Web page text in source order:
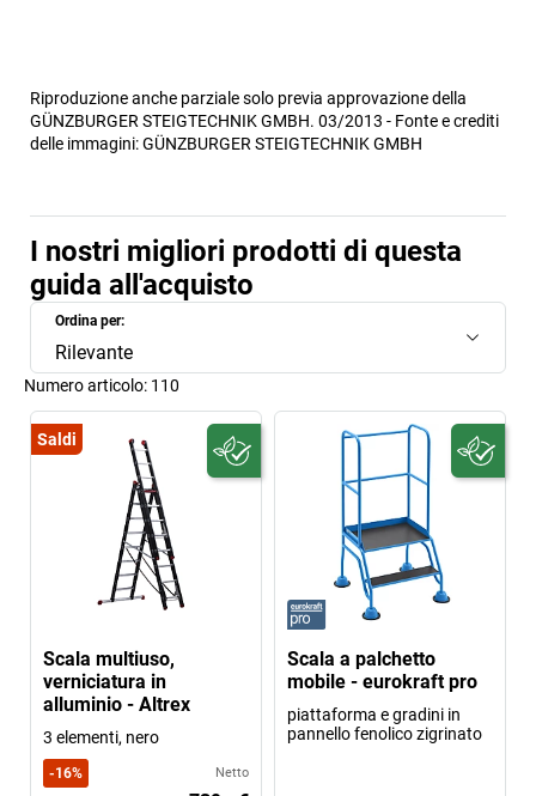
Riproduzione anche parziale solo previa approvazione della
GÜNZBURGER STEIGTECHNIK GMBH. 03/2013 - Fonte e crediti
delle immagini: GÜNZBURGER STEIGTECHNIK GMBH
I nostri migliori prodotti di questa
guida all'acquisto
Ordina per:
Rilevante
Numero articolo: 110
Saldi
Scala multiuso,
verniciatura in
alluminio - Altrex
3 elementi, nero
-16% Netto
Scala a palchetto
mobile - eurokraft pro
piattaforma e gradini in
pannello fenolico zigrinato